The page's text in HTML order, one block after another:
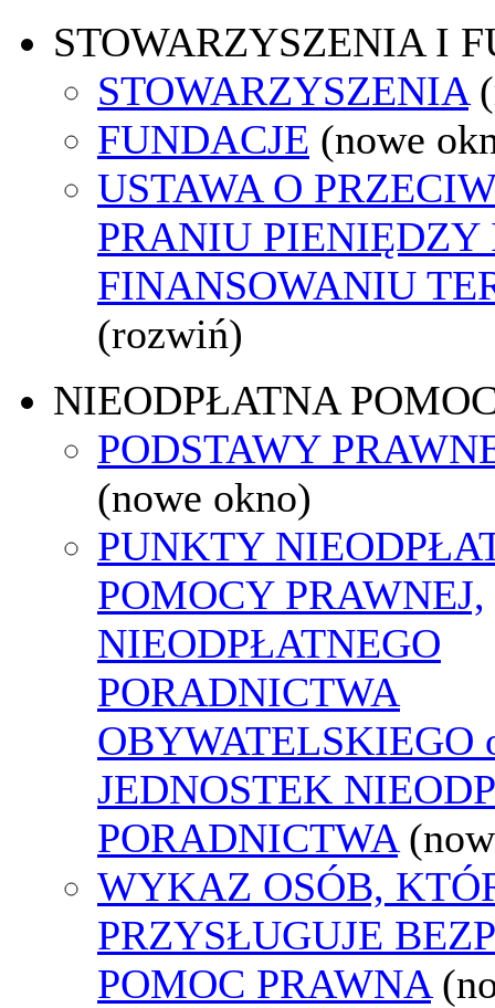
STOWARZYSZENIA I
STOWARZYSZENIA
FUNDACJE (nowe
USTAWA O
PRANIU PIENIĘDZY
FINANSOWANIU
(rozwiń)
NIEODPŁATNA
PODSTAWY
(nowe okno)
PUNKTY
POMOCY PRAWNEJ,
NIEODPŁATNEGO
PORADNICTWA
OBYWATELSKIEGO
JEDNOSTEK
PORADNICTWA
WYKAZ OSÓB,
PRZYSŁUGUJE
POMOC PRAWNA